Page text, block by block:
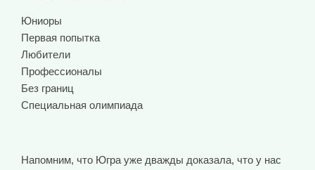
Юниоры
Первая попытка
Любители
Профессионалы
Без границ
Специальная олимпиада
Напомним, что Югра уже дважды доказала, что у нас